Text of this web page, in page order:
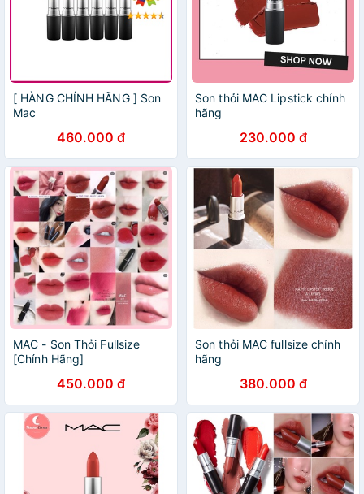
[ HÀNG CHÍNH HÃNG ] Son
Mac
460.000 đ
Son thỏi MAC Lipstick chính
hãng
230.000 đ
MAC - Son Thỏi Fullsize
[Chính Hãng]
450.000 đ
Son thỏi MAC fullsize chính
hãng
380.000 đ